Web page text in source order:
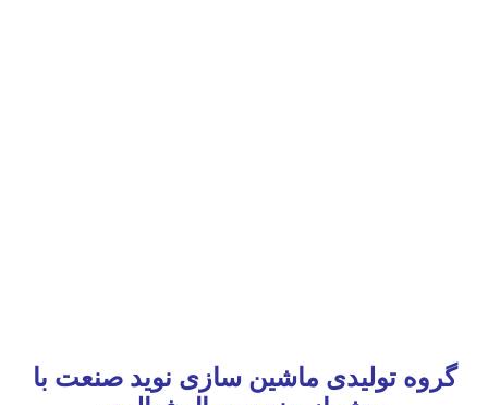
گروه تولیدی ماشین سازی نوید صنعت با